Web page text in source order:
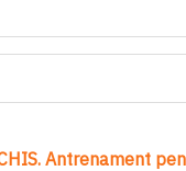
Antrenament